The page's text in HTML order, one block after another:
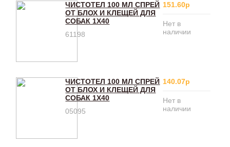
ЧИСТОТЕЛ 100 МЛ СПРЕЙ
ОТ БЛОХ И КЛЕЩЕЙ ДЛЯ
СОБАК 1Х40
61198
151.60р
Нет в
наличии
ЧИСТОТЕЛ 100 МЛ СПРЕЙ
ОТ БЛОХ И КЛЕЩЕЙ ДЛЯ
СОБАК 1Х40
05095
140.07р
Нет в
наличии